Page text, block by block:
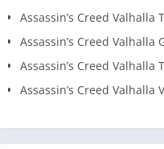
Assassin’s Creed Valhalla
Assassin’s Creed Valhalla
Assassin’s Creed Valhalla
Assassin’s Creed Valhalla